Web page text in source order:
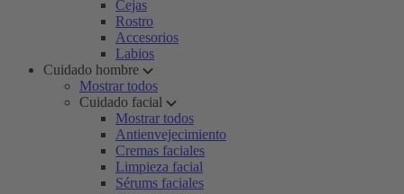
Cejas
Rostro
Accesorios
Labios
Cuidado hombre
Mostrar todos
Cuidado facial
Mostrar todos
Antienvejecimiento
Cremas faciales
Limpieza facial
Sérums faciales